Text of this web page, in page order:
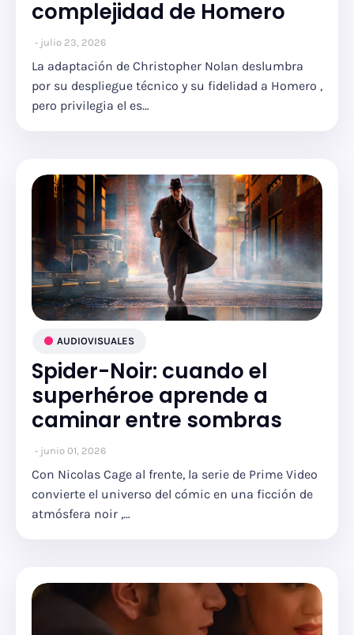
complejidad de Homero
julio 23, 2026
La adaptación de Christopher Nolan deslumbra
por su despliegue técnico y su fidelidad a Homero ,
pero privilegia el es…
AUDIOVISUALES
Spider-Noir: cuando el
superhéroe aprende a
caminar entre sombras
junio 01, 2026
Con Nicolas Cage al frente, la serie de Prime Video
convierte el universo del cómic en una ficción de
atmósfera noir ,…